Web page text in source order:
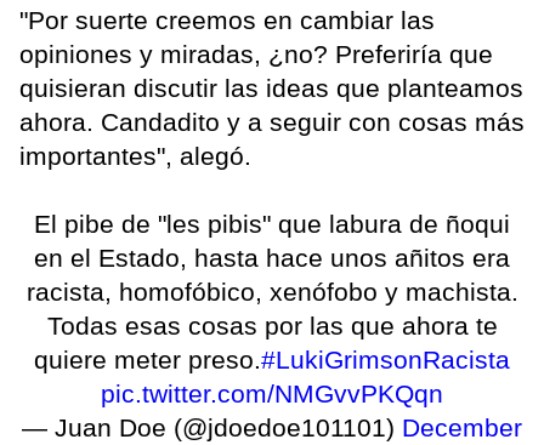
"Por suerte creemos en cambiar las
opiniones y miradas, ¿no? Preferiría que
quisieran discutir las ideas que planteamos
ahora. Candadito y a seguir con cosas más
importantes", alegó.
El pibe de "les pibis" que labura de ñoqui
en el Estado, hasta hace unos añitos era
racista, homofóbico, xenófobo y machista.
Todas esas cosas por las que ahora te
quiere meter preso.#LukiGrimsonRacista
pic.twitter.com/NMGvvPKQqn
— Juan Doe (@jdoedoe101101) December